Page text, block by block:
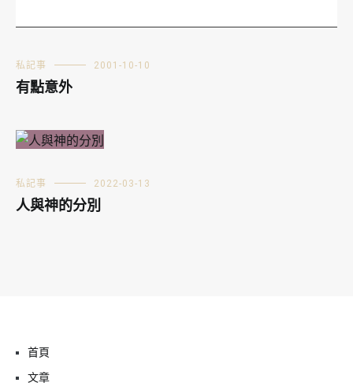
私記事 2001-10-10
有點意外
私記事 2022-03-13
人與神的分別
首頁
文章